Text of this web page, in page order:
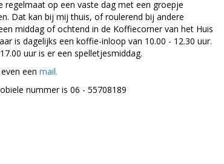
regelmaat op een vaste dag met een groepje
Dat kan bij mij thuis, of roulerend bij andere
middag of ochtend in de Koffiecorner van het Huis
is dagelijks een koffie-inloop van 10.00 - 12.30 uur.
uur is er een spelletjesmiddag.
een mail.
nummer is 06 - 55708189